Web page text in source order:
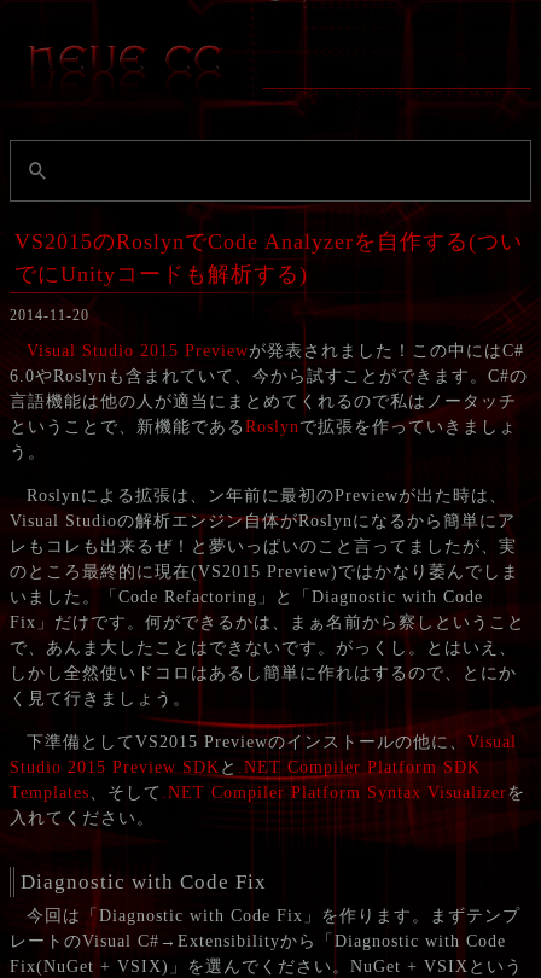
VS2015のRoslynでCode Analyzerを自作する(つい
でにUnityコードも解析する)
2014-11-20
Visual Studio 2015 Previewが発表されました！この中にはC#
6.0やRoslynも含まれていて、今から試すことができます。C#の
言語機能は他の人が適当にまとめてくれるので私はノータッチ
ということで、新機能である Roslynで拡張を作っていきましょ
う。
Roslynによる拡張は、ン年前に最初のPreviewが出た時は、
Visual Studioの解析エンジン自体がRoslynになるから簡単にア
レもコレも出来るぜ！と夢いっぱいのこと言ってましたが、実
のところ最終的に現在(VS2015 Preview)ではかなり萎んでしま
いました。「Code Refactoring」と「Diagnostic with Code
Fix」だけです。何ができるかは、まぁ名前から察しということ
で、あんま大したことはできないです。がっくし。とはいえ、
しかし全然使いドコロはあるし簡単に作れはするので、とにか
く見て行きましょう。
下準備としてVS2015 Previewのインストールの他に、 Visual
Studio 2015 Preview SDK と .NET Compiler Platform SDK
Templates、そして .NET Compiler Platform Syntax Visualizerを
入れてください。
Diagnostic with Code Fix
今回は「Diagnostic with Code Fix」を作ります。まずテンプ
レートのVisual C#→Extensibilityから「Diagnostic with Code
Fix(NuGet + VSIX)」を選んでください。NuGet + VSIXという